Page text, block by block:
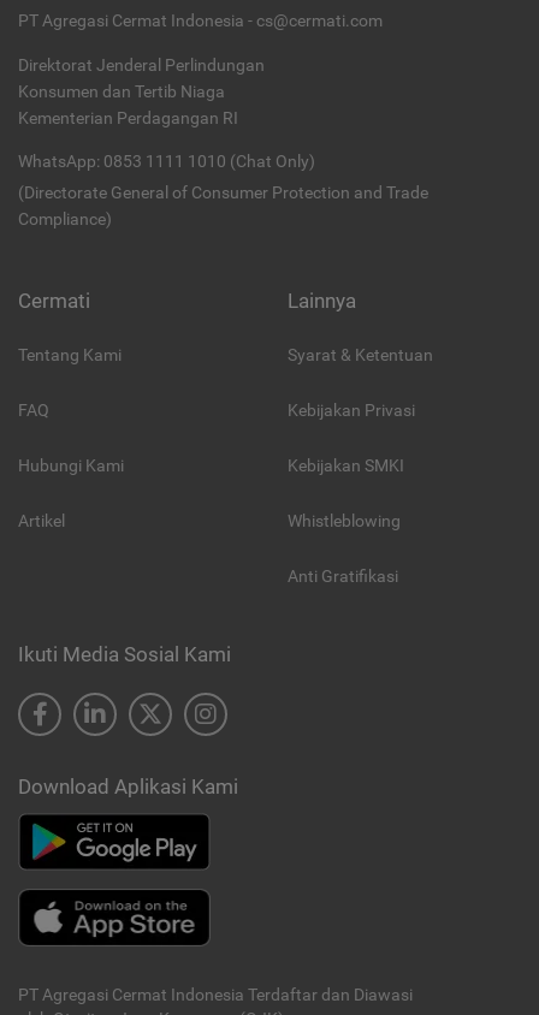
PT Agregasi Cermat Indonesia - cs@cermati.com
Direktorat Jenderal Perlindungan
Konsumen dan Tertib Niaga
Kementerian Perdagangan RI
WhatsApp: 0853 1111 1010 (Chat Only)
(Directorate General of Consumer Protection and Trade
Compliance)
Cermati
Tentang Kami
FAQ
Hubungi Kami
Artikel
Lainnya
Syarat & Ketentuan
Kebijakan Privasi
Kebijakan SMKI
Whistleblowing
Anti Gratifikasi
Ikuti Media Sosial Kami
Download Aplikasi Kami
PT Agregasi Cermat Indonesia Terdaftar dan Diawasi